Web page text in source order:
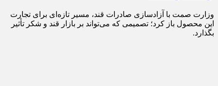
وزارت صمت با آزادسازی صادرات قند، مسیر تازه‌ای برای تجارت
این محصول باز کرد؛ تصمیمی که می‌تواند بر بازار قند و شکر تأثیر
بگذارد.